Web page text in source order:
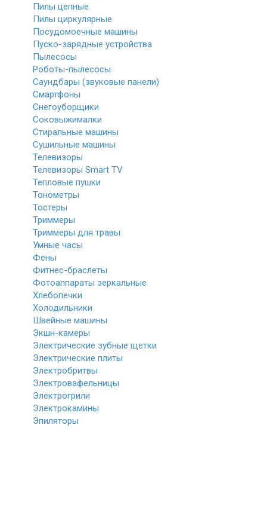
Пилы цепные
Пилы циркулярные
Посудомоечные машины
Пуско-зарядные устройства
Пылесосы
Роботы-пылесосы
Саундбары (звуковые панели)
Смартфоны
Снегоуборщики
Соковыжималки
Стиральные машины
Сушильные машины
Телевизоры
Телевизоры Smart TV
Тепловые пушки
Тонометры
Тостеры
Триммеры
Триммеры для травы
Умные часы
Фены
Фитнес-браслеты
Фотоаппараты зеркальные
Хлебопечки
Холодильники
Швейные машины
Экшн-камеры
Электрические зубные щетки
Электрические плиты
Электробритвы
Электровафельницы
Электрогрили
Электрокамины
Эпиляторы